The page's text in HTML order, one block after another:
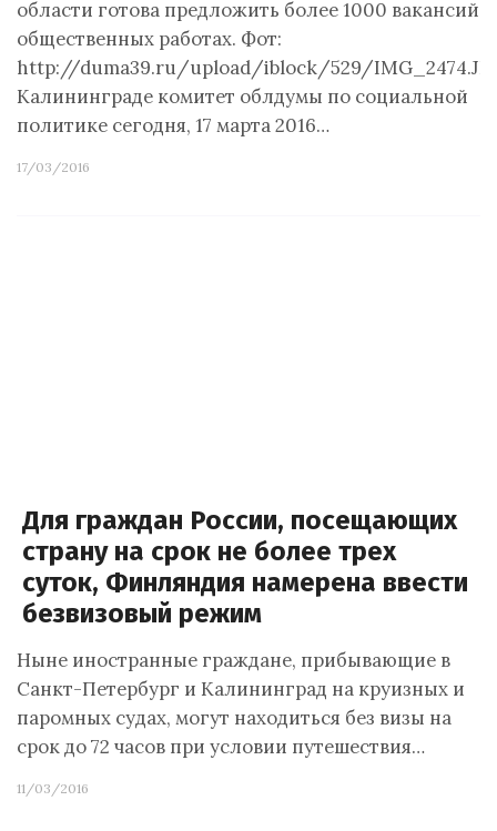
области готова предложить более 1000 вакансий
общественных работах. Фот:
http://duma39.ru/upload/iblock/529/
Калининграде комитет облдумы по социальной
политике сегодня, 17 марта 2016…
17/03/2016
Для граждан России, посещающих
страну на срок не более трех
суток, Финляндия намерена ввести
безвизовый режим
Ныне иностранные граждане, прибывающие в
Санкт-Петербург и Калининград на круизных и
паромных судах, могут находиться без визы на
срок до 72 часов при условии путешествия…
11/03/2016